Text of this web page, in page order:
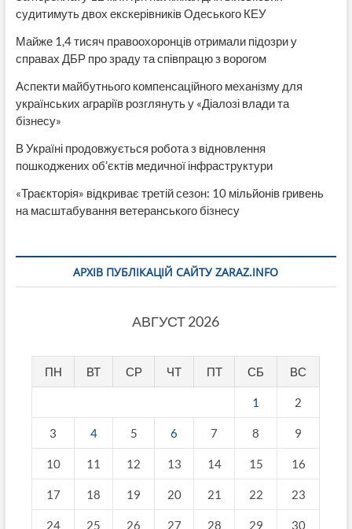
судитимуть двох екскерівників Одеського КЕУ
Майже 1,4 тисяч правоохоронців отримали підозри у
справах ДБР про зраду та співпрацю з ворогом
Аспекти майбутнього компенсаційного механізму для
українських аграріїв розглянуть у «Діалозі влади та
бізнесу»
В Україні продовжується робота з відновлення
пошкоджених об’єктів медичної інфраструктури
«Траєкторія» відкриває третій сезон: 10 мільйонів гривень
на масштабування ветеранського бізнесу
АРХІВ ПУБЛІКАЦІЙ САЙТУ ZARAZ.INFO
АВГУСТ 2026
ПН ВТ СР ЧТ ПТ СБ ВС
1 2
3 4 5 6 7 8 9
10 11 12 13 14 15 16
17 18 19 20 21 22 23
24 25 26 27 28 29 30